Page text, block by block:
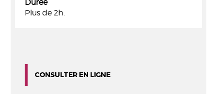
Durée
Plus de 2h.
CONSULTER EN LIGNE